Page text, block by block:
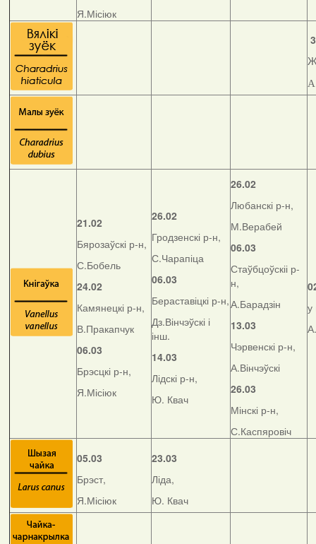
Я.Місіюк
21.02
Бярозаўскі р-н,
С.Бобель
24.02
Камянецкі р-н,
В.Пракапчук
06.03
Брэсцкі р-н,
Я.Місіюк
26.02
Гродзенскі р-н,
С.Чарапіца
06.03
Бераставіцкі р-н,
Дз.Вінчэўскі і
інш.
14.03
Лідскі р-н,
Ю. Квач
26.02
Любанскі р-н,
М.Верабей
06.03
Стаўбцоўскіі р-
н,
А.Барадзін
13.03
Чэрвенскі р-н,
А.Вінчэўскі
26.03
Мінскі р-н,
С.Каспяровіч
у
05.03
Брэст,
Я.Місіюк
23.03
Ліда,
Ю. Квач